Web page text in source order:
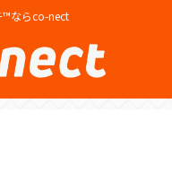
™ならco-nect